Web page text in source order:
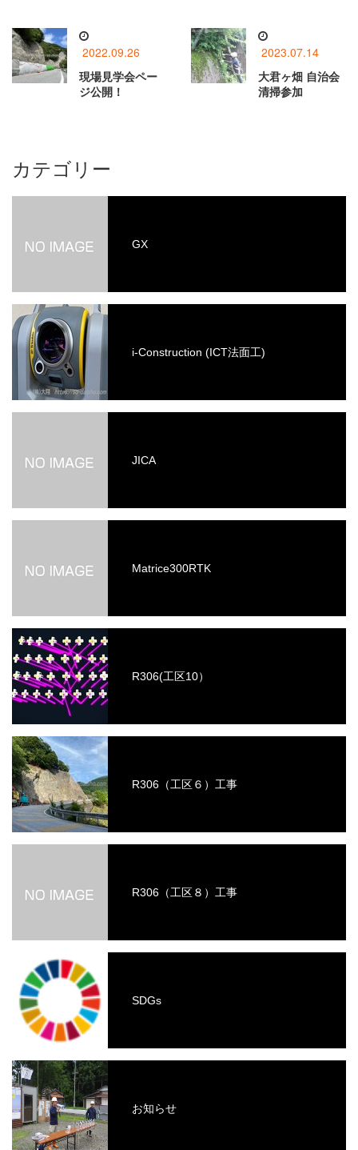
2022.09.26
現場見学会ペー
ジ公開！
2023.07.14
大君ヶ畑 自治会
清掃参加
カテゴリー
GX
i-Construction (ICT法面工)
JICA
Matrice300RTK
R306(工区10）
R306（工区６）工事
R306（工区８）工事
SDGs
お知らせ